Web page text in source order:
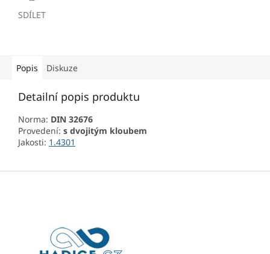
SDÍLET
Popis Diskuze
Detailní popis produktu
Norma: DIN 32676
Provedení: s dvojitým kloubem
Jakosti: 1.4301
Z